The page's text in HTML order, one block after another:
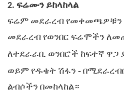
2. ፍሬሙን ይከላከላል
ፍሬም መደራረብ የመቀመጫዎቹን
መደራረብ የወንበር ፍሬሞችን
ለተደራራቢ ወንበሮች ከፍተኛ ዋጋ
ወይም የዱቄት ሽፋን -
ልብሶችን በመከላከል።